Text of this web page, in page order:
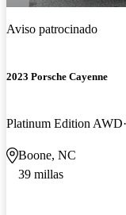
Aviso patrocinado
2023 Porsche Cayenne
Platinum Edition AWD
Boone, NC
39 millas